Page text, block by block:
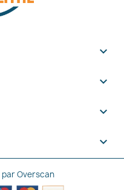
keyboard_arrow_down



Overscan